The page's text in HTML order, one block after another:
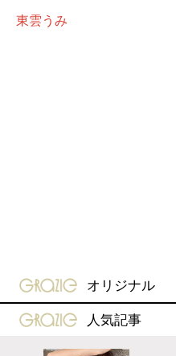
東雲うみ
gravure-grazie
オリジナル
gravure-grazie
人気記事